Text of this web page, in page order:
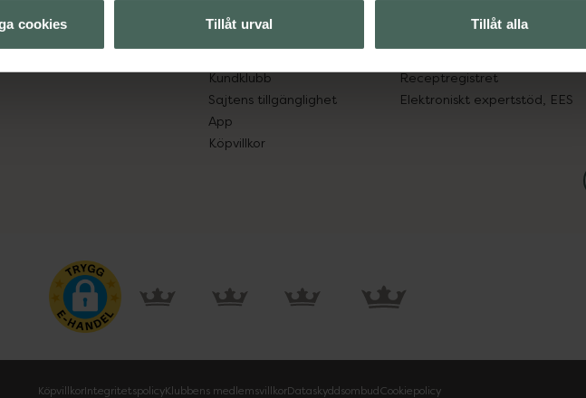
cookies Tillåt urval Tillåt alla
hjälpa just dig
oss.
Handla tryggt
Kundklubb
Sajtens tillgänglighet
App
Köpvillkor
Lämna in gammal medicin
Receptregistret
Elektroniskt expertstöd, EES
KöpvillkorIntegritetspolicyKlubbens medlemsvillkorDataskyddsombudCookiepolicy